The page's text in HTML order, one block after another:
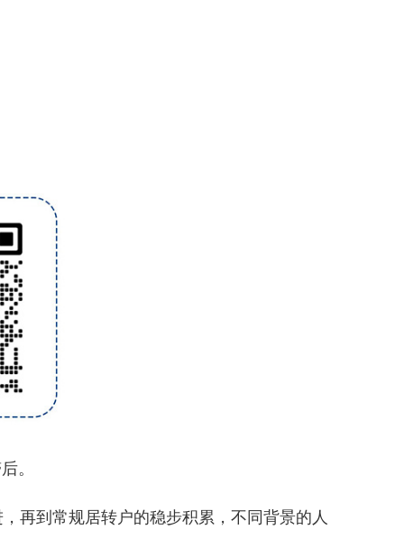
。
再到常规居转户的稳步积累，不同背景的人